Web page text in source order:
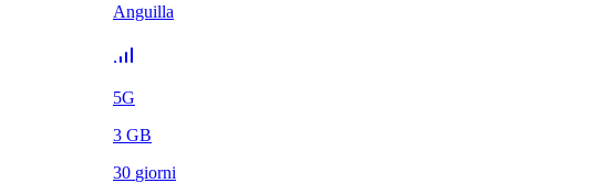
Anguilla
5G
3 GB
30 giorni